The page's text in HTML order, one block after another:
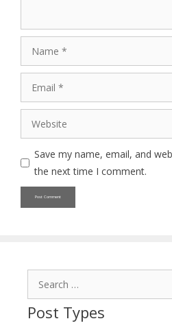
Website
Save my name, email, and
the next time I comment.
Post Types